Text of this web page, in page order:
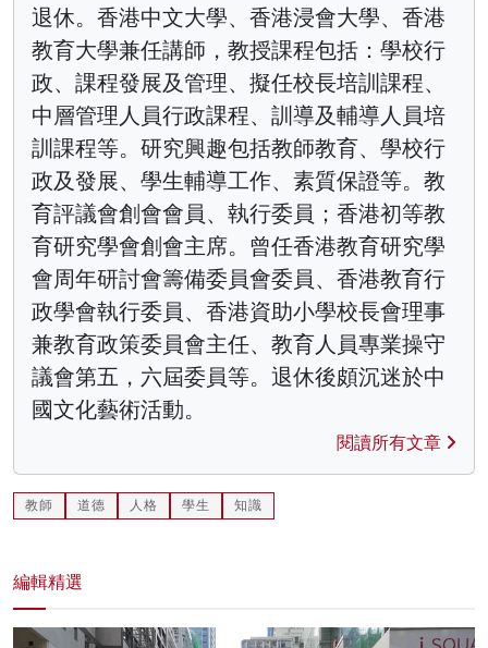
退休。香港中文大學、香港浸會大學、香港
教育大學兼任講師，教授課程包括：學校行
政、課程發展及管理、擬任校長培訓課程、
中層管理人員行政課程、訓導及輔導人員培
訓課程等。研究興趣包括教師教育、學校行
政及發展、學生輔導工作、素質保證等。教
育評議會創會會員、執行委員；香港初等教
育研究學會創會主席。曾任香港教育研究學
會周年研討會籌備委員會委員、香港教育行
政學會執行委員、香港資助小學校長會理事
兼教育政策委員會主任、教育人員專業操守
議會第五，六屆委員等。退休後頗沉迷於中
國文化藝術活動。
閱讀所有文章
教師 道德 人格 學生 知識
編輯精選